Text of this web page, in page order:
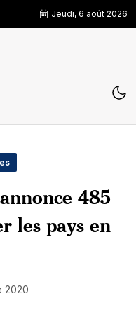
Jeudi, 6 août 2026
485
les pays en
2020